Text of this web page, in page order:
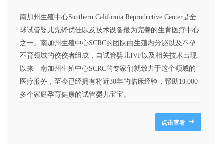
南加州生殖中心Southern California Reproductive Center是全
球试管婴儿先锋优佳以及技术设备最为完善的生育医疗中心
之一。南加州生殖中心SCRC的团队由生殖内分泌以及不孕
不育领域的佼佼者组成，自试管婴儿IVF以及相关技术出现
以来，南加州生殖中心SCRC的专家们就致力于这个领域的
医疗服务，至今已经拥有将近30年的临床经验，帮助10,000
多个家庭孕育健康的试管婴儿宝宝。
点击查看